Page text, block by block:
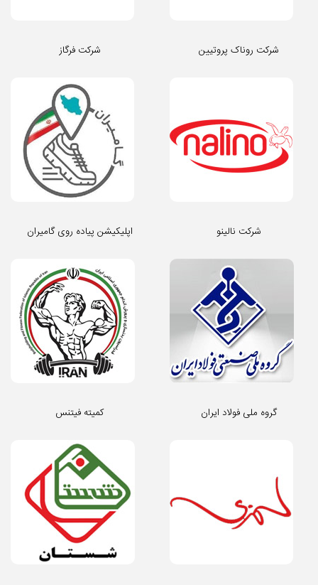
شرکت فرگاز شرکت روناک پروتیین
اپلیکیشن پیاده روی گامیران شرکت نالینو
کمیته فیتنس گروه ملی فولاد ایران